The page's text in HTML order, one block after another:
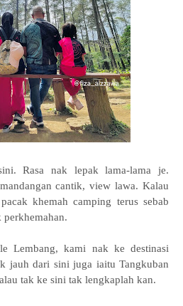
Rasa nak lepak lama-lama je.
cantik, view lawa. Kalau
khemah camping terus sebab
perkhemahan.
Lembang, kami nak ke destinasi
jauh dari sini juga iaitu Tangkuban
tak ke sini tak lengkaplah kan.